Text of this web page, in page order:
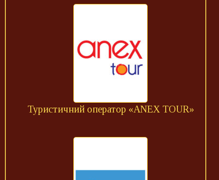
Туристичний оператор «ANEX TOUR»